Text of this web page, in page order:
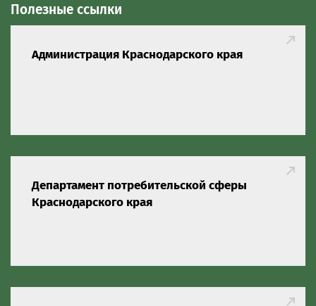
Полезные ссылки
Администрация Краснодарского края
Департамент потребительской сферы
Краснодарского края